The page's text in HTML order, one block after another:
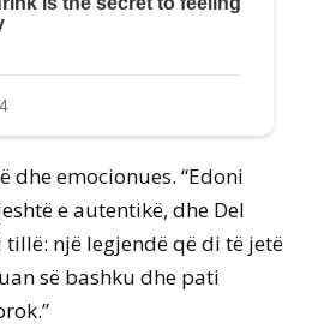
dhe emocionues. “Edoni
e autentikë, dhe Del
një legjendë që di të jetë
së bashku dhe pati